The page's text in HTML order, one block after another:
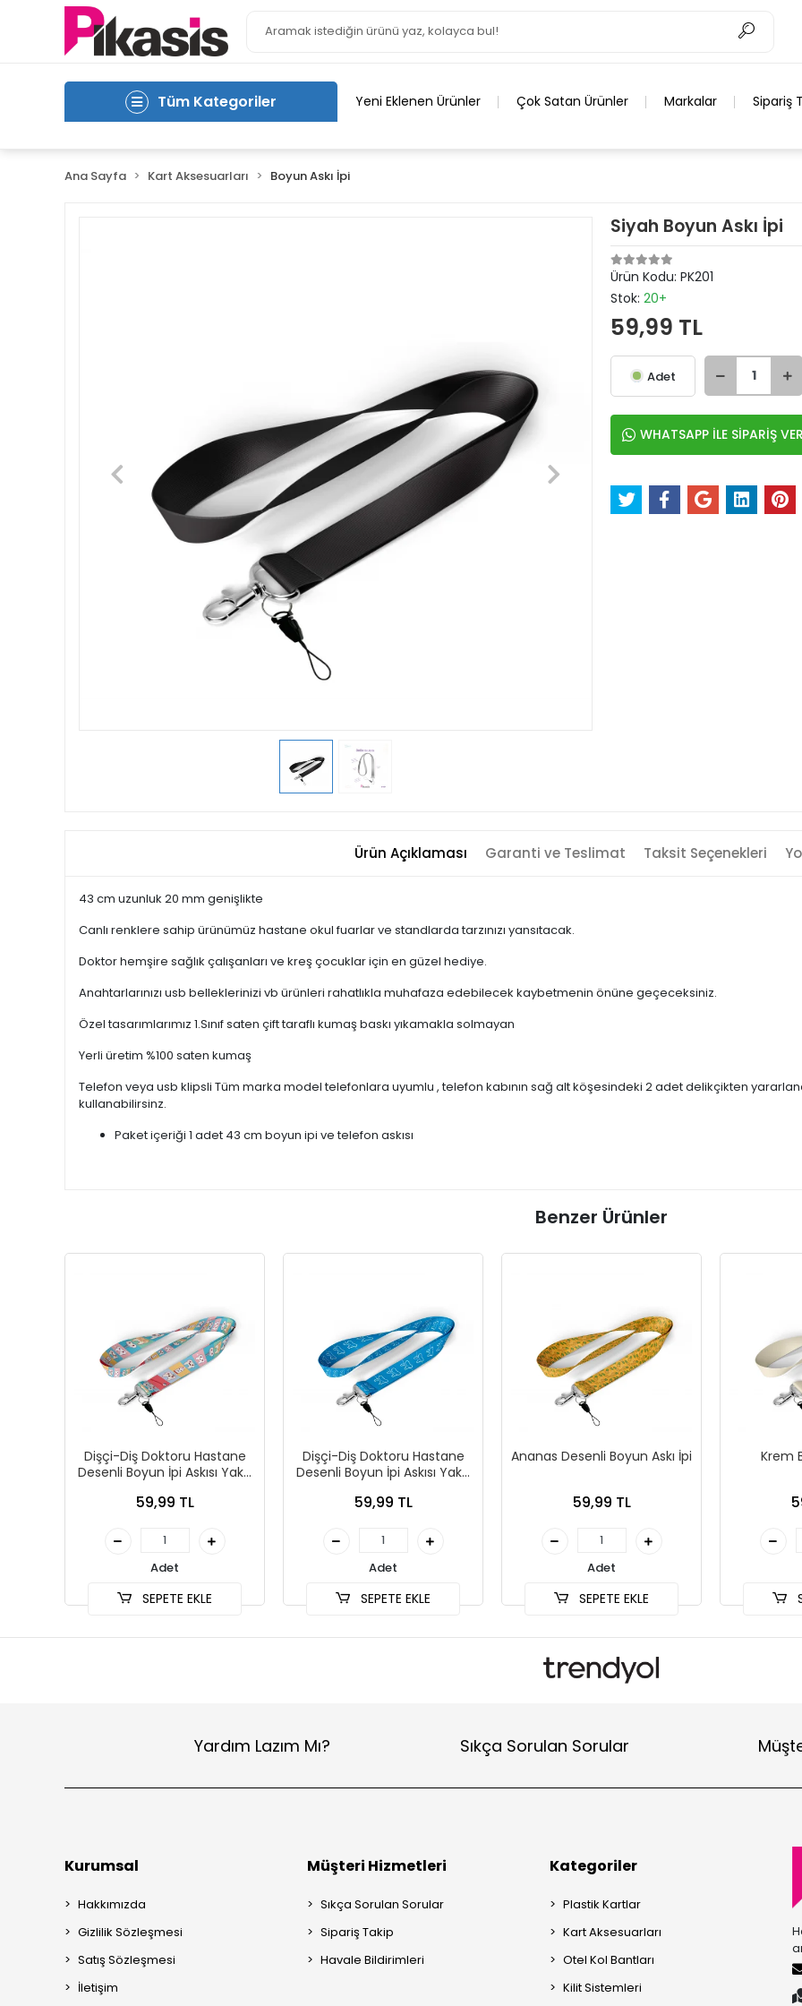
Tüm Kategoriler Yeni Eklenen Ürünler Çok Satan Ürünler Markalar Sipariş
Ana Sayfa Kart Aksesuarları Boyun Askı İpi
Siyah Boyun Askı İpi
Ürün Kodu: PK201
Stok: 20+
59,99 TL
Adet
WHATSAPP İLE SİPARİŞ
Ürün Açıklaması Garanti ve Teslimat Taksit Seçenekleri
43 cm uzunluk 20 mm genişlikte
Canlı renklere sahip ürünümüz hastane okul fuarlar ve standlarda tarzınızı yansıtacak.
Doktor hemşire sağlık çalışanları ve kreş çocuklar için en güzel hediye.
Anahtarlarınızı usb belleklerinizi vb ürünleri rahatlıkla muhafaza edebilecek kaybetmenin önüne geçeceksiniz.
Özel tasarımlarımız 1.Sınıf saten çift taraflı kumaş baskı yıkamakla solmayan
Yerli üretim %100 saten kumaş
Telefon veya usb klipsli Tüm marka model telefonlara uyumlu , telefon kabının sağ alt köşesindeki 2 adet delikçikten
kullanabilirsinz.
Paket içeriği 1 adet 43 cm boyun ipi ve telefon askısı
Benzer Ürünler
Dişçi-Diş Doktoru Hastane
Desenli Boyun İpi Askısı Yaka
59,99 TL
Adet
SEPETE EKLE
Dişçi-Diş Doktoru Hastane
Desenli Boyun İpi Askısı Yaka
59,99 TL
Adet
SEPETE EKLE
Ananas Desenli Boyun Askı İpi
59,99 TL
Adet
SEPETE EKLE
Krem
Yardım Lazım Mı? Sıkça Sorulan Sorular
Kurumsal
Hakkımızda
Gizlilik Sözleşmesi
Satış Sözleşmesi
İletişim
Müşteri Hizmetleri
Sıkça Sorulan Sorular
Sipariş Takip
Havale Bildirimleri
Kategoriler
Plastik Kartlar
Kart Aksesuarları
Otel Kol Bantları
Kilit Sistemleri